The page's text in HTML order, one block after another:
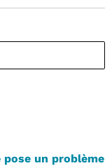
un problème